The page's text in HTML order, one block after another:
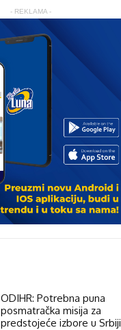
- REKLAMA -
ODIHR: Potrebna puna
posmatračka misija za
predstojeće izbore u Srbiji